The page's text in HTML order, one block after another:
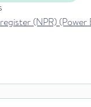
(NPR) (Power